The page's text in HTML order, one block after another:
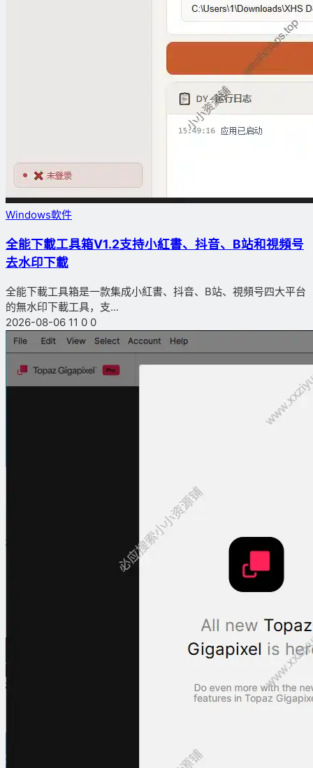
Windows軟件
全能下載工具箱V1.2支持小紅書、抖音、B站和視頻号
去水印下載
全能下載工具箱是一款集成小紅書、抖音、B站、視頻号四大平台
的無水印下載工具，支...
2026-08-06 11 0 0